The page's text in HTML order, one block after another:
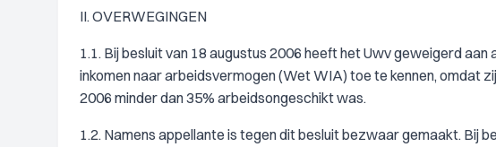
II. OVERWEGINGEN
1.1. Bij besluit van 18 augustus 2006 heeft het Uwv geweigerd
inkomen naar arbeidsvermogen (Wet WIA) toe te kennen, omdat
2006 minder dan 35% arbeidsongeschikt was.
1.2. Namens appellante is tegen dit besluit bezwaar gemaakt. Bij